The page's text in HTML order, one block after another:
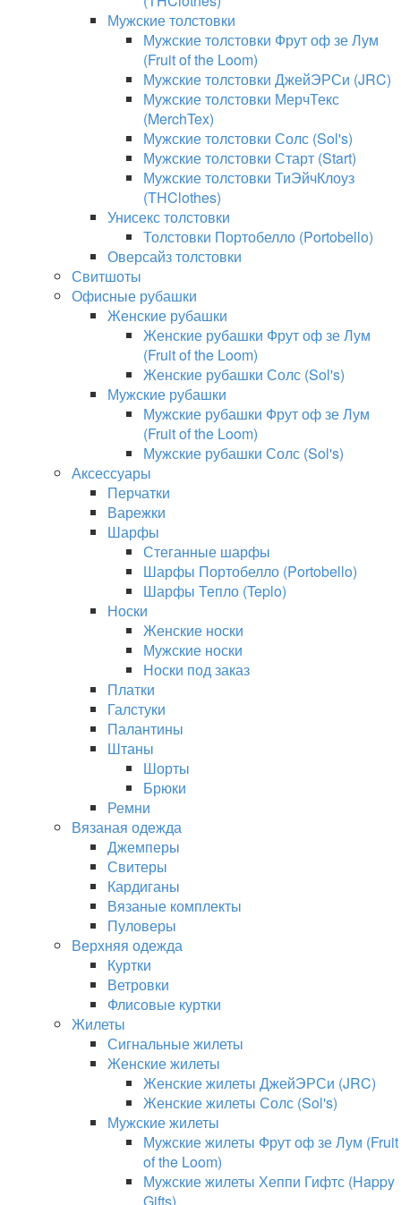
Мужские толстовки
Мужские толстовки Фрут оф зе Лум
(Fruit of the Loom)
Мужские толстовки ДжейЭРСи (JRC)
Мужские толстовки МерчТекс
(MerchTex)
Мужские толстовки Солс (Sol's)
Мужские толстовки Старт (Start)
Мужские толстовки ТиЭйчКлоуз
(THClothes)
Унисекс толстовки
Толстовки Портобелло (Portobello)
Оверсайз толстовки
Свитшоты
Офисные рубашки
Женские рубашки
Женские рубашки Фрут оф зе Лум
(Fruit of the Loom)
Женские рубашки Солс (Sol's)
Мужские рубашки
Мужские рубашки Фрут оф зе Лум
(Fruit of the Loom)
Мужские рубашки Солс (Sol's)
Аксессуары
Перчатки
Варежки
Шарфы
Стеганные шарфы
Шарфы Портобелло (Portobello)
Шарфы Тепло (Teplo)
Носки
Женские носки
Мужские носки
Носки под заказ
Платки
Галстуки
Палантины
Штаны
Шорты
Брюки
Ремни
Вязаная одежда
Джемперы
Свитеры
Кардиганы
Вязаные комплекты
Пуловеры
Верхняя одежда
Куртки
Ветровки
Флисовые куртки
Жилеты
Сигнальные жилеты
Женские жилеты
Женские жилеты ДжейЭРСи (JRC)
Женские жилеты Солс (Sol's)
Мужские жилеты
Мужские жилеты Фрут оф зе Лум (Fruit
of the Loom)
Мужские жилеты Хеппи Гифтс (Happy